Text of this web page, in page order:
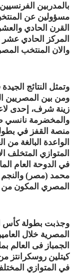
بالمدربين
مسؤولين عن
القرن الحادي
والان المنتخب
وتمثل النتائج
ومن بين المصريين
والمخضرمة نانسي
المتوازي المتخلف
محمد (مصر) والنجم
المصري المكون
وجذبت بطولة كأس
المصرية خلال
كيتلين روسكرانتز
في المتوازي